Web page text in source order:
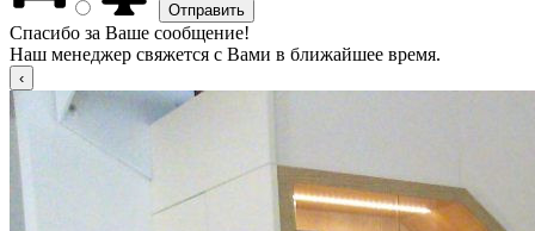
Спасибо за Ваше сообщение!
Наш менеджер свяжется с Вами в ближайшее время.